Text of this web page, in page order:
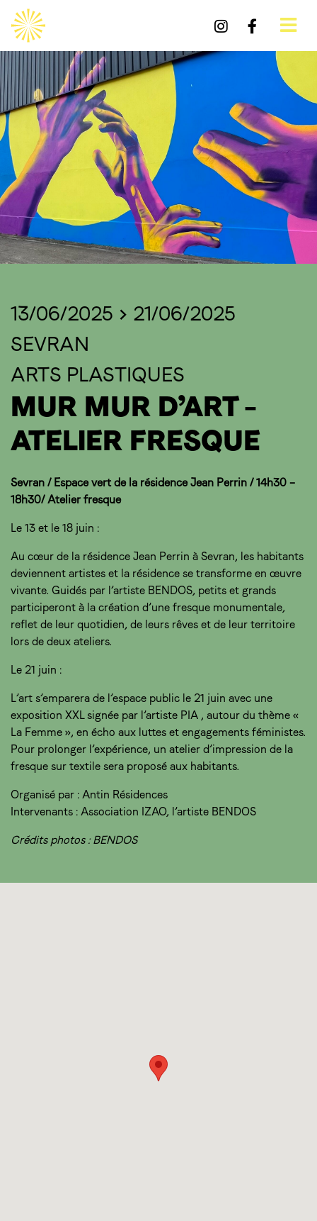
13/06/2025 > 21/06/2025
SEVRAN
ARTS PLASTIQUES
MUR MUR D’ART –
ATELIER FRESQUE
Sevran / Espace vert de la résidence Jean Perrin / 14h30 –
18h30/ Atelier fresque
Le 13 et le 18 juin :
Au cœur de la résidence Jean Perrin à Sevran, les habitants
deviennent artistes et la résidence se transforme en œuvre
vivante. Guidés par l’artiste BENDOS, petits et grands
participeront à la création d’une fresque monumentale,
reflet de leur quotidien, de leurs rêves et de leur territoire
lors de deux ateliers.
Le 21 juin :
L’art s’emparera de l’espace public le 21 juin avec une
exposition XXL signée par l’artiste PIA , autour du thème «
La Femme », en écho aux luttes et engagements féministes.
Pour prolonger l’expérience, un atelier d’impression de la
fresque sur textile sera proposé aux habitants.
Organisé par : Antin Résidences
Intervenants : Association IZAO, l’artiste BENDOS
Crédits photos : BENDOS